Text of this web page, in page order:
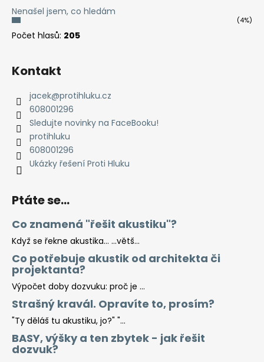
Nenašel jsem, co hledám
(4%)
Počet hlasů: 205
Kontakt
jacek@protihluku.cz
608001296
Sledujte novinky na FaceBooku!
protihluku
608001296
Ukázky řešení Proti Hluku
Ptáte se...
Co znamená "řešit akustiku"?
Když se řekne akustika… …větš...
Co potřebuje akustik od architekta či
projektanta?
Výpočet doby dozvuku: proč je ...
Strašný kravál. Opravíte to, prosím?
"Ty děláš tu akustiku, jo?" "...
BASY, výšky a ten zbytek - jak řešit
dozvuk?